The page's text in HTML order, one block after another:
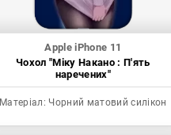
Apple iPhone 11
Чохол "Міку Накано : П'ять
наречених"
Матеріал: Чорний матовий силікон